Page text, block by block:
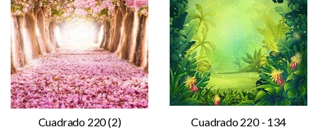
Cuadrado 220 (2) Cuadrado 220 - 134